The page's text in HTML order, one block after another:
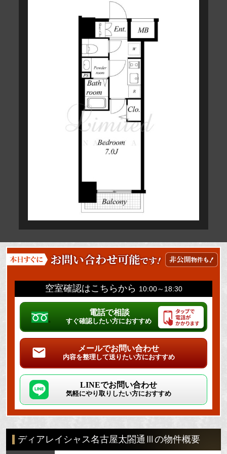
空室確認はこちらから 10:00～18:30
電話で相談
すぐ確認したい方におすすめ
メールでお問い合わせ
内容を整理して送りたい方におすすめ
LINEでお問い合わせ
気軽にやり取りしたい方におすすめ
ディアレイシャス名古屋太閤通Ⅲの物件概要